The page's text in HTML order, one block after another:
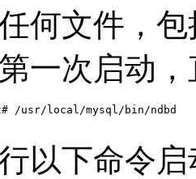
何文件，
一次启动
以下命令